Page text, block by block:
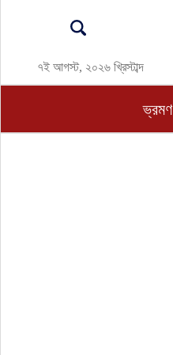
৭ই আগস্ট, ২০২৬ খ্রিস্টাব্দ
ভ্রমণ